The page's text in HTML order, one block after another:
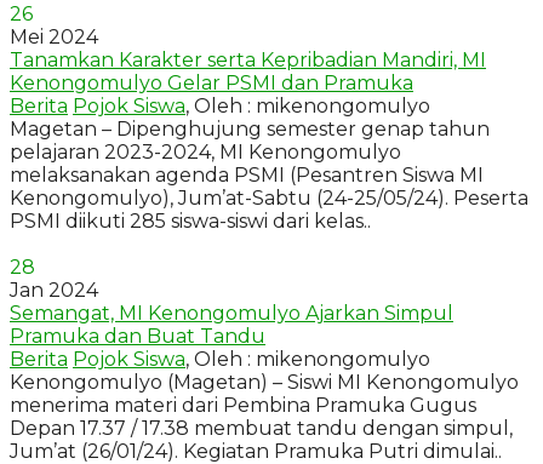
26
Mei 2024
Tanamkan Karakter serta Kepribadian Mandiri, MI
Kenongomulyo Gelar PSMI dan Pramuka
Berita Pojok Siswa, Oleh : mikenongomulyo
Magetan – Dipenghujung semester genap tahun
pelajaran 2023-2024, MI Kenongomulyo
melaksanakan agenda PSMI (Pesantren Siswa MI
Kenongomulyo), Jum’at-Sabtu (24-25/05/24). Peserta
PSMI diikuti 285 siswa-siswi dari kelas..
28
Jan 2024
Semangat, MI Kenongomulyo Ajarkan Simpul
Pramuka dan Buat Tandu
Berita Pojok Siswa, Oleh : mikenongomulyo
Kenongomulyo (Magetan) – Siswi MI Kenongomulyo
menerima materi dari Pembina Pramuka Gugus
Depan 17.37 / 17.38 membuat tandu dengan simpul,
Jum’at (26/01/24). Kegiatan Pramuka Putri dimulai..